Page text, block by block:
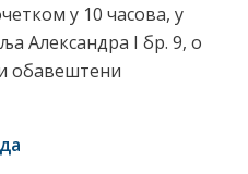
у 10 часова, у
Александра I бр. 9, о
обавештени